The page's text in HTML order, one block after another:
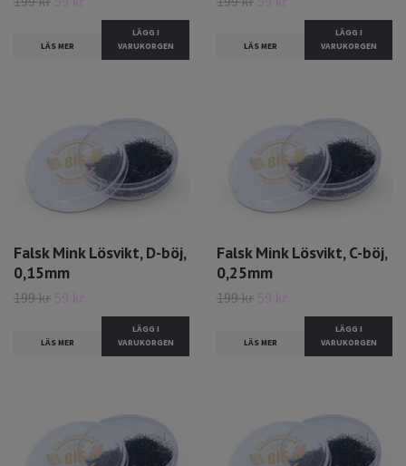
LÄS MER
LÄGG I
VARUKORGEN
LÄS MER
LÄGG I
VARUKORGEN
Falsk Mink Lösvikt, D-böj,
0,15mm
199 kr 59 kr
LÄS MER
LÄGG I
VARUKORGEN
Falsk Mink Lösvikt, C-böj,
0,25mm
199 kr 59 kr
LÄS MER
LÄGG I
VARUKORGEN